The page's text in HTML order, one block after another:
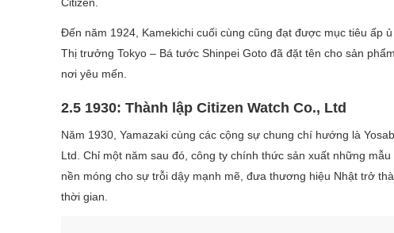
Đến năm 1924, Kamekichi cuối cùng cũng đạt được mục tiêu ấp
Thị trưởng Tokyo – Bá tước Shinpei Goto đã đặt tên cho sản
nơi yêu mến.
2.5 1930: Thành lập Citizen Watch Co., Ltd
Năm 1930, Yamazaki cùng các cộng sự chung chí hướng là
Ltd. Chỉ một năm sau đó, công ty chính thức sản xuất những
nền móng cho sự trỗi dậy mạnh mẽ, đưa thương hiệu Nhật trở
thời gian.